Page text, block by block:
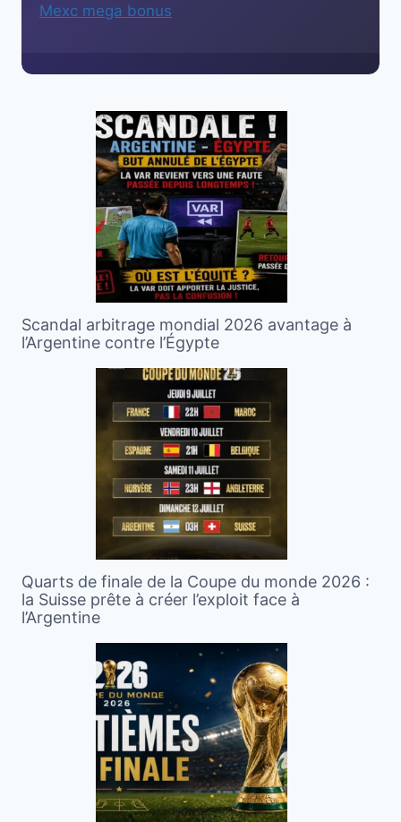
Mexc mega bonus
Scandal arbitrage mondial 2026 avantage à
l’Argentine contre l’Égypte
Quarts de finale de la Coupe du monde 2026 :
la Suisse prête à créer l’exploit face à
l’Argentine